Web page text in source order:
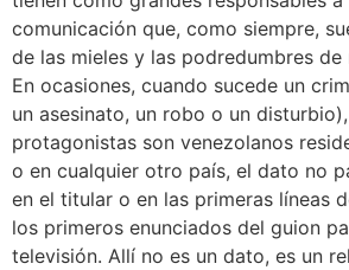
comunicación que, como siempre,
de las mieles y las podredumbres de
En ocasiones, cuando sucede un
un asesinato, un robo o un
protagonistas son venezolanos
o en cualquier otro país, el dato no
en el titular o en las primeras líneas
los primeros enunciados del guion
televisión. Allí no es un dato, es un